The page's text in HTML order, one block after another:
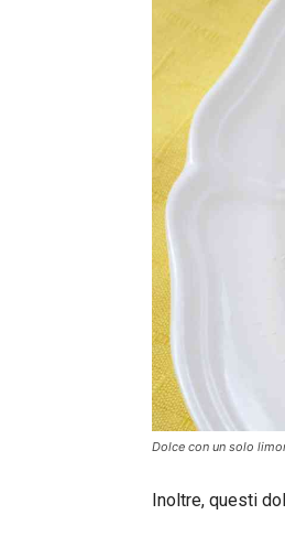
Dolce con un solo
Inoltre, questi